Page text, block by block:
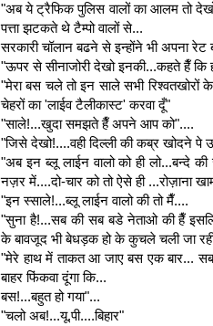
"अब ये ट्रैफिक पुलिस वालों का आलम तो
पत्ता झटकते थे टैम्पो वालों से...
सरकारी चॉलान बढने से इन्होंने भी अपना रेट
"ऊपर से सीनाजोरी देखो इनकी...कहते हैँ कि
"मेरा बस चले तो इन साले सभी
चेहरों का 'लाईव टैलीकास्ट' करवा दूँ"
"साले!...खुदा समझते हैँ अपने आप को"....
"जिसे देखो!....वही दिल्ली की कब्र खोदने पे
"अब इन ब्लू लाईन वालो को ही लो...बन्दे
नज़र में....दो-चार को तो ऐसे ही ...रोज़ाना
"इन स्साले!...ब्लू लाईन वालो की तो मैँ....
"सुना है!...सब की सब बडे नेताओ की हैँ
के बावजूद भी बेधड़क हो के कुचले चली जा
"मेरे हाथ में ताकत आ जाए बस एक बार...
बाहर फिंकवा दूंगा कि...
बस!...बहुत हो गया"...
"चलो अब!...यू.पी....बिहार"